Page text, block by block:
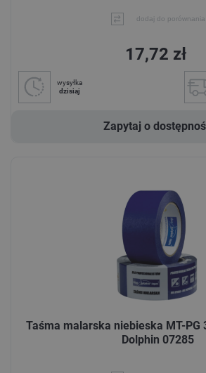
dodaj do porównania
17,72 zł
wysyłka
dzisiaj
Zapytaj o
Taśma malarska niebieska MT-PG
Dolphin 07285